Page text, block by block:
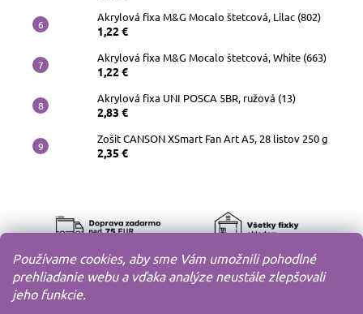
Používame cookies, aby sme Vám umožnili pohodlné
prehliadanie webu a vďaka analýze neustále zlepšovali
jeho funkcie.
Akrylová fixa M&G Mocalo štetcová, Lilac (802)
1,22 €
Akrylová fixa M&G Mocalo štetcová, White (663)
1,22 €
Akrylová fixa UNI POSCA 5BR, ružová (13)
2,83 €
Zošit CANSON XSmart Fan Art A5, 28 listov 250 g
2,35 €